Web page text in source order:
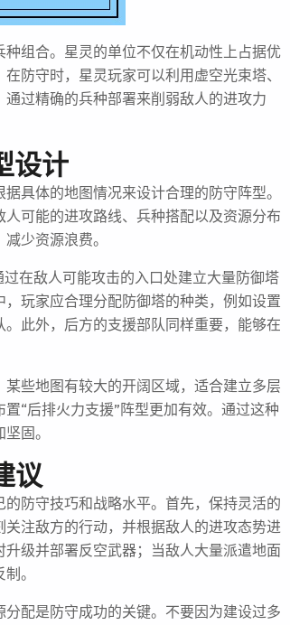
组合。星灵的单位不仅在机动性上占据优
防守时，星灵玩家可以利用虚空光束塔、
过精确的兵种部署来削弱敌人的进攻力
设计
具体的地图情况来设计合理的防守阵型。
可能的进攻路线、兵种搭配以及资源分布
少资源浪费。
在敌人可能攻击的入口处建立大量防御塔
玩家应合理分配防御塔的种类，例如设置
此外，后方的支援部队同样重要，能够在
些地图有较大的开阔区域，适合建立多层
“后排火力支援”阵型更加有效。通过这种
固。
议
防守技巧和战略水平。首先，保持灵活的
注敌方的行动，并根据敌人的进攻态势进
级并部署反空武器；当敌人大量派遣地面
。
配是防守成功的关键。不要因为建设过多